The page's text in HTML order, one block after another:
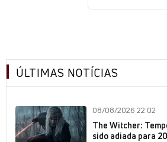
ÚLTIMAS NOTÍCIAS
08/08/2026 22:02
The Witcher:
sido adiada para